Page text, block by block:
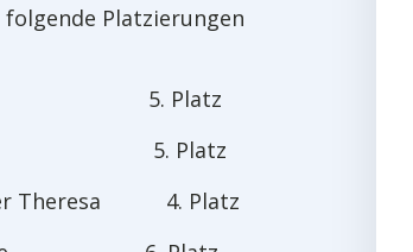
Platzierungen
5. Platz
5. Platz
Theresa 4. Platz